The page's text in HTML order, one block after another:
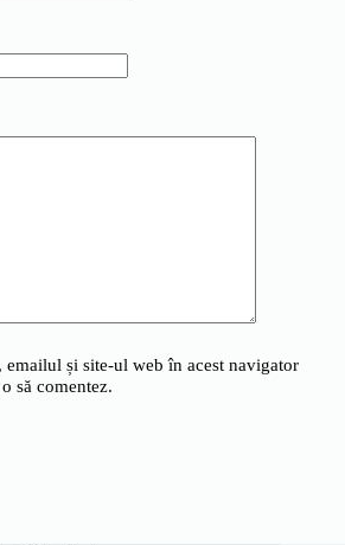
emailul și site-ul web în acest navigator
să comentez.